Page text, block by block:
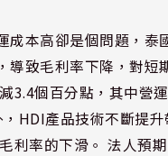
成本高卻是個問題，泰
導致毛利率下降，對短
3.4個百分點，其中營
HDI產品技術不斷提
利率的下滑。 法人預